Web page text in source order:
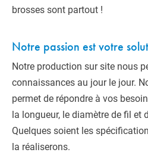
brosses sont partout !
Notre passion est votre
Notre production sur site nous
connaissances au jour le jour.
permet de répondre à vos
la longueur, le diamètre de fil et
Quelques soient les
la réaliserons.